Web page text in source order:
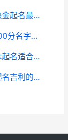
2020年正月初六出生的女宝宝五行缺金起名最好的字 2020年正月初六过生日好不好
2020年正月大年初八出生男生吉祥100分名字精选 2020年的正月
2020年正月初六出生的属鼠男生缺木起名适合用啥子字 2020年正月初六黄历查询
2020年正月初六出生男生五行缺金起名吉利的字 2020年正月初六祝寿好吗